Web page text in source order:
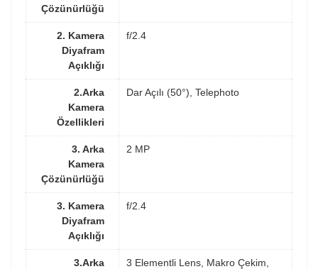
Çözünürlüğü
2. Kamera
Diyafram
Açıklığı
f/2.4
2.Arka
Kamera
Özellikleri
Dar Açılı (50°), Telephoto
3. Arka
Kamera
Çözünürlüğü
2 MP
3. Kamera
Diyafram
Açıklığı
f/2.4
3.Arka
3 Elementli Lens, Makro Çekim,